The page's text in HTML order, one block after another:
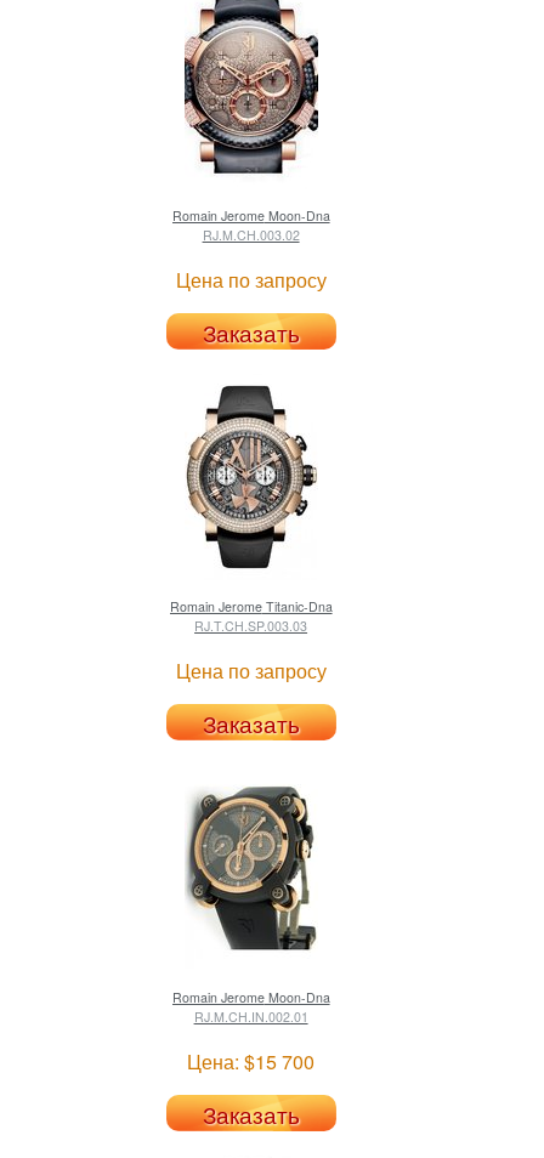
Romain JeromeMoon-Dna
RJ.M.CH.003.02
Цена по запросу
Заказать
Romain JeromeTitanic-Dna
RJ.T.CH.SP.003.03
Цена по запросу
Заказать
Romain JeromeMoon-Dna
RJ.M.CH.IN.002.01
Цена: $15 700
Заказать